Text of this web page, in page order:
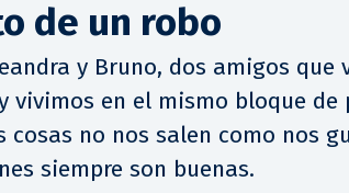
de un robo
y Bruno, dos amigos que
vivimos en el mismo bloque de
cosas no nos salen como nos
siempre son buenas.